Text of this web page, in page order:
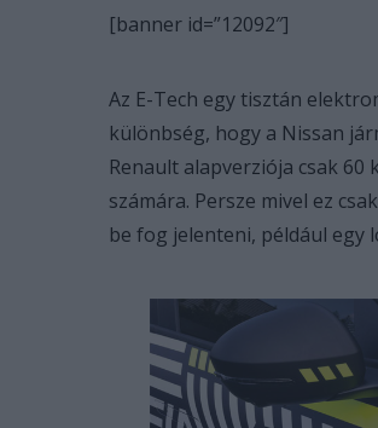
[banner id=”12092″]
Az E-Tech egy tisztán
különbség, hogy a Nissan
Renault alapverziója csak 60
számára. Persze mivel ez
be fog jelenteni, például egy